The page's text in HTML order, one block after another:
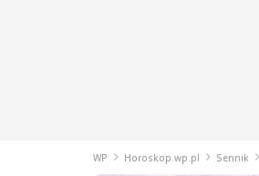
WP Horoskop.wp.pl Sennik